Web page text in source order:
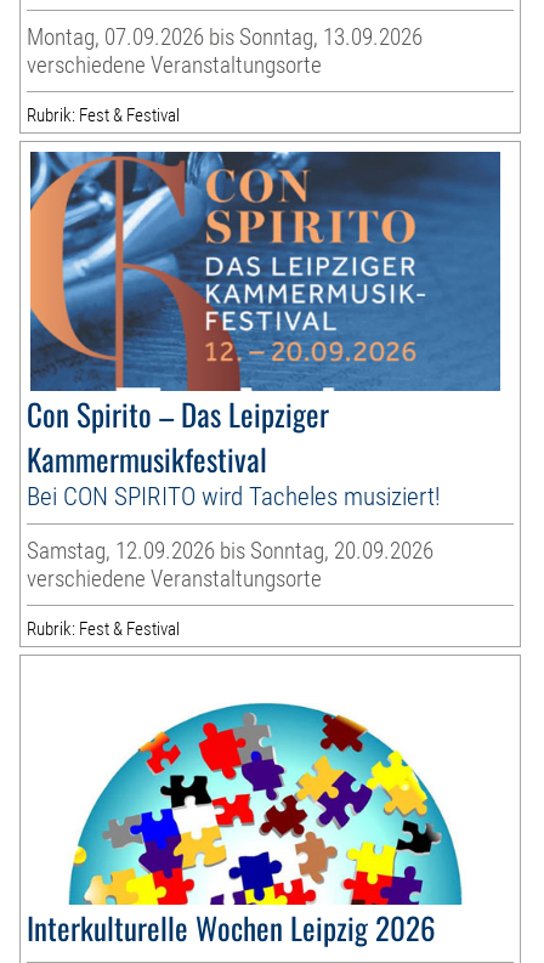
Montag, 07.09.2026 bis Sonntag, 13.09.2026
verschiedene Veranstaltungsorte
Rubrik: Fest & Festival
Con Spirito – Das Leipziger
Kammermusikfestival
Bei CON SPIRITO wird Tacheles musiziert!
Samstag, 12.09.2026 bis Sonntag, 20.09.2026
verschiedene Veranstaltungsorte
Rubrik: Fest & Festival
Interkulturelle Wochen Leipzig 2026